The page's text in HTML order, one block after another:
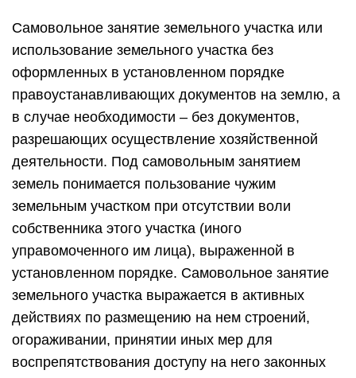
установленном порядке. Самовольное занятие
земельного участка выражается в активных
действиях по размещению на нем строений,
огораживании, принятии иных мер для
воспрепятствования доступу на него законных
собственников (владельцев, арендаторов,
других пользователей) или контролирующих лиц
либо путем посева (посадки)
сельскохозяйственных и иных растений и т.п.
При использовании земельного участка без
оформленных в установленном порядке
правоустанавливающих документов на землю
виновное лицо имеет либо имело некие
правоудостоверяющие или
правоустанавливающие документы, которые не
соответствуют требованиям законодательства